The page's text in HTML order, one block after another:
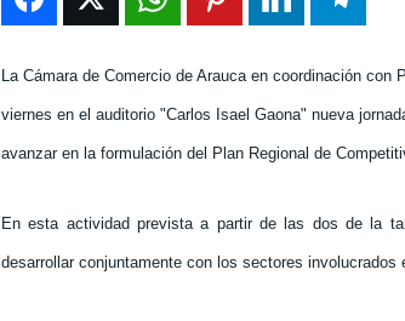
La Cámara de Comercio de Arauca en coordinación
viernes en el auditorio "Carlos Isael Gaona" nueva
avanzar en la formulación del Plan Regional de
En esta actividad prevista a partir de las dos de la
desarrollar conjuntamente con los sectores involucrados